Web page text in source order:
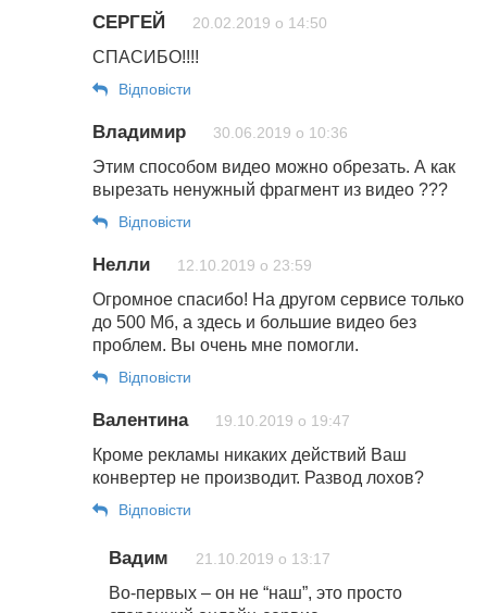
СЕРГЕЙ 20.02.2019 о 14:50
СПАСИБО!!!!
Відповіcти
Владимир 30.06.2019 о 10:36
Этим способом видео можно обрезать. А как
вырезать ненужный фрагмент из видео ???
Відповіcти
Нелли 12.10.2019 о 23:59
Огромное спасибо! На другом сервисе только
до 500 Мб, а здесь и большие видео без
проблем. Вы очень мне помогли.
Відповіcти
Валентина 19.10.2019 о 19:47
Кроме рекламы никаких действий Ваш
конвертер не производит. Развод лохов?
Відповіcти
Вадим 21.10.2019 о 13:17
Во-первых – он не “наш”, это просто